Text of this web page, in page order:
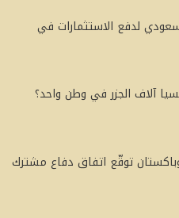
لدفع الاستثمارات في
آلاف الجزر في وطن واحد؟
توقّع اتفاق دفاع مشترك